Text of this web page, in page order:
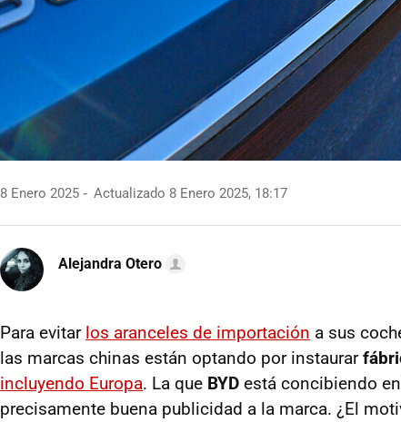
8 Enero 2025 Actualizado 8 Enero 2025, 18:17
Alejandra Otero
Para evitar los aranceles de importación a sus
las marcas chinas están optando por instaurar
incluyendo Europa. La que BYD está concibiendo en
precisamente buena publicidad a la marca. ¿El